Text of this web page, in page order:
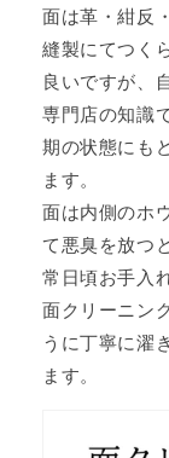
面は革・紺反
縫製にてつく
良いですが、
専門店の知識
期の状態にも
ます。
面は内側のホ
て悪臭を放つ
常日頃お手入
面クリーニン
うに丁寧に濯
ます。